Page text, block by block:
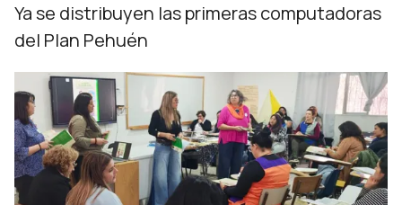
Ya se distribuyen las primeras computadoras
del Plan Pehuén